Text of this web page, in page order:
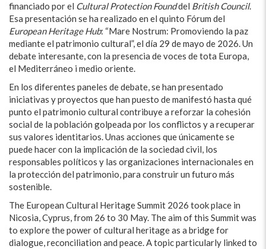
financiado por el Cultural Protection Founddel British Council.
Esa presentación se ha realizado en el quinto Fórum del
European Heritage Hub: “Mare Nostrum: Promoviendo la paz
mediante el patrimonio cultural”, el día 29 de mayo de 2026. Un
debate interesante, con la presencia de voces de tota Europa,
el Mediterráneo i medio oriente.
En los diferentes paneles de debate, se han presentado
iniciativas y proyectos que han puesto de manifestó hasta qué
punto el patrimonio cultural contribuye a reforzar la cohesión
social de la población golpeada por los conflictos y a recuperar
sus valores identitarios. Unas acciones que únicamente se
puede hacer con la implicación de la sociedad civil, los
responsables políticos y las organizaciones internacionales en
la protección del patrimonio, para construir un futuro más
sostenible.
The European Cultural Heritage Summit 2026 took place in
Nicosia, Cyprus, from 26 to 30 May. The aim of this Summit was
to explore the power of cultural heritage as a bridge for
dialogue, reconciliation and peace. A topic particularly linked to